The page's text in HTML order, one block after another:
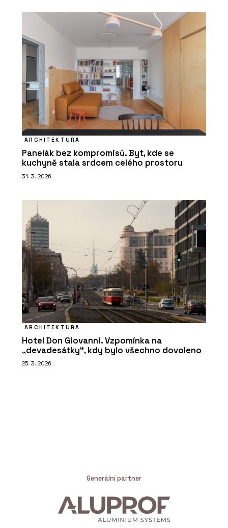
ARCHITEKTURA
Panelák bez kompromisů. Byt, kde se
kuchyně stala srdcem celého prostoru
31. 3. 2026
ARCHITEKTURA
Hotel Don Giovanni. Vzpomínka na
„devadesátky“, kdy bylo všechno dovoleno
25. 3. 2026
Generální partner